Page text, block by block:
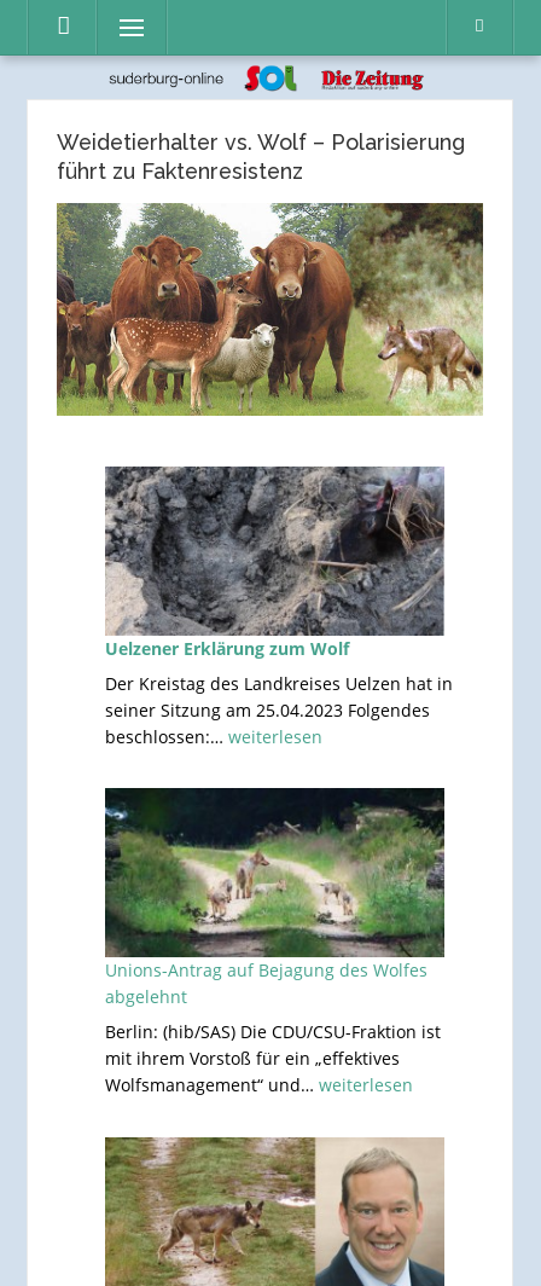
Inhalt
Menü
Weidetierhalter vs. Wolf – Polarisierung
führt zu Faktenresistenz
Uelzener Erklärung zum Wolf
Der Kreistag des Landkreises Uelzen hat in
seiner Sitzung am 25.04.2023 Folgendes
beschlossen:… <strong>Uelzener
zum
Wolf</strong>
weiterlesen
Unions-Antrag auf Bejagung des Wolfes
abgelehnt
Berlin: (hib/SAS) Die CDU/CSU-Fraktion ist
mit ihrem Vorstoß für ein „effektives
Wolfsmanagement“ und… Unions-
auf
Bejagung
des
Wolfes
abgelehnt
weiterlesen